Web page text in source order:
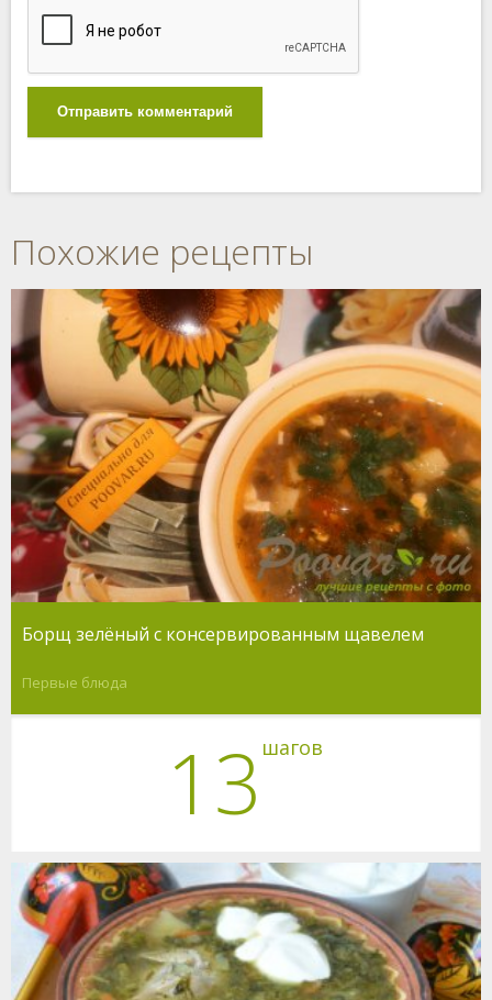
Отправить комментарий
Похожие рецепты
Борщ зелёный с консервированным щавелем
Первые блюда
13 шагов